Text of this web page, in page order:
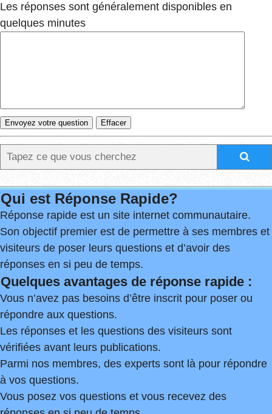
Les réponses sont généralement disponibles en
quelques minutes
Qui est Réponse Rapide?
Réponse rapide est un site internet communautaire.
Son objectif premier est de permettre à ses membres et
visiteurs de poser leurs questions et d’avoir des
réponses en si peu de temps.
Quelques avantages de réponse rapide :
Vous n’avez pas besoins d’être inscrit pour poser ou
répondre aux questions.
Les réponses et les questions des visiteurs sont
vérifiées avant leurs publications.
Parmi nos membres, des experts sont là pour répondre
à vos questions.
Vous posez vos questions et vous recevez des